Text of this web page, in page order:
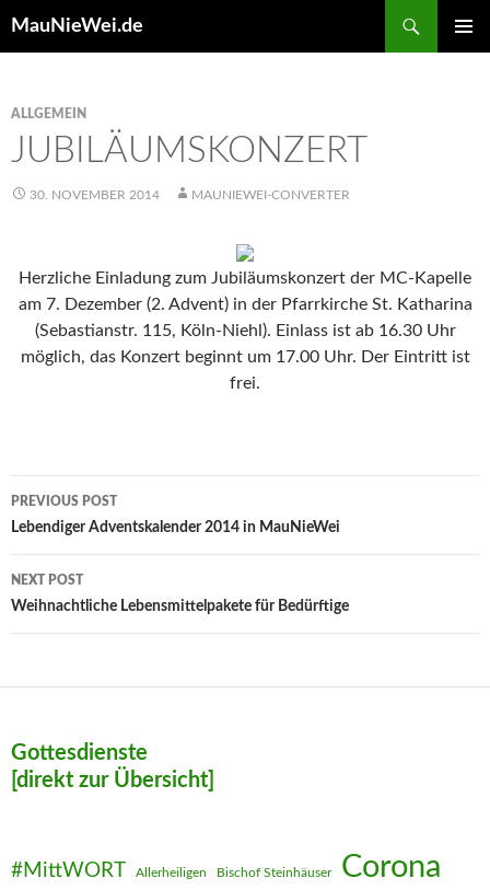
MauNieWei.de
ALLGEMEIN
JUBILÄUMSKONZERT
30. NOVEMBER 2014 MAUNIEWEI-CONVERTER
Herzliche Einladung zum Jubiläumskonzert der MC-Kapelle
am 7. Dezember (2. Advent) in der Pfarrkirche St. Katharina
(Sebastianstr. 115, Köln-Niehl). Einlass ist ab 16.30 Uhr
möglich, das Konzert beginnt um 17.00 Uhr. Der Eintritt ist
frei.
Post
navigation
PREVIOUS POST
Lebendiger Adventskalender 2014 in MauNieWei
NEXT POST
Weihnachtliche Lebensmittelpakete für Bedürftige
Gottesdienste
[direkt zur Übersicht]
#MittWORT Allerheiligen Bischof Steinhäuser Corona